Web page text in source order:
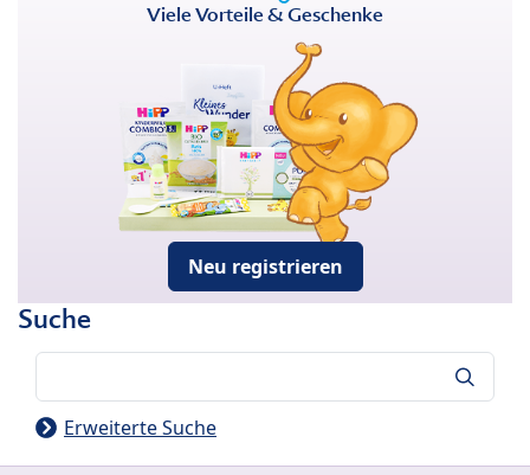
Viele Vorteile & Geschenke
Neu registrieren
Suche
Erweiterte Suche